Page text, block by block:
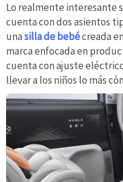
Lo realmente interesante
cuenta con dos asientos
unasilla de bebécreada
marca enfocada en
cuenta con ajuste
llevar a los niños lo más